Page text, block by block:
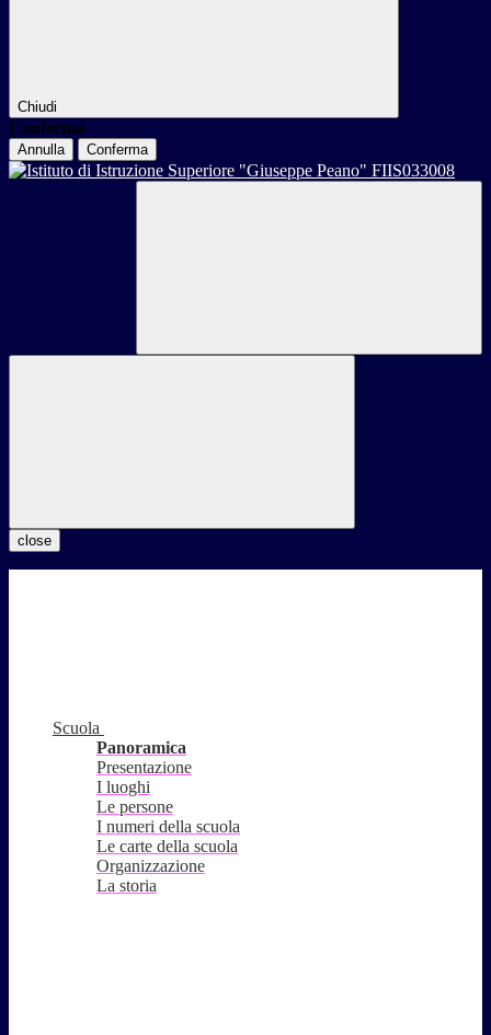
Chiudi
Conferma
Annulla Conferma
close
Scuola
Panoramica
Presentazione
I luoghi
Le persone
I numeri della scuola
Le carte della scuola
Organizzazione
La storia